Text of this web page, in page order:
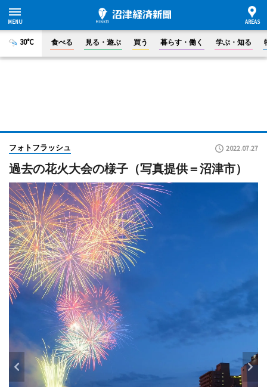
30°C 食べる 見る・遊ぶ 買う 暮らす・働く 学ぶ・知る
フォトフラッシュ 2022.07.27
過去の花火大会の様子（写真提供＝沼津市）